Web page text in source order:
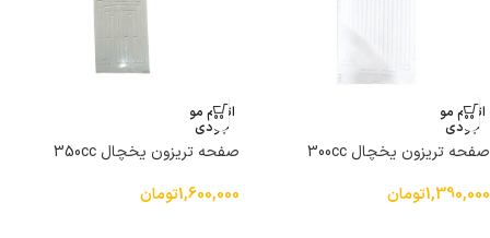
اتمام مو
جودی
صفحه تریزون یخچال 300cc
1,390,000تومان
اتمام مو
جودی
صفحه تریزون یخچال 350cc
1,600,000تومان